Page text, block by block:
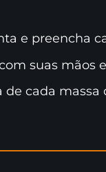
e preencha
suas mãos
cada